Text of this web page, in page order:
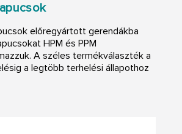
előregyártott gerendákba
HPM és PPM
A széles termékválaszték a
a legtöbb terhelési állapothoz